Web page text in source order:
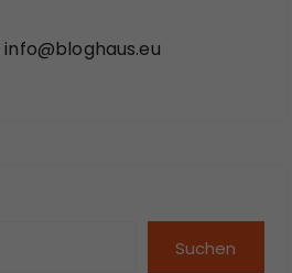
info@bloghaus.eu
Suchen